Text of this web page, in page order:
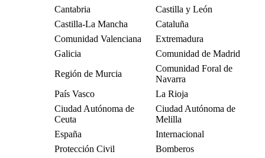
Cantabria
Castilla y León
Castilla-La Mancha
Cataluña
Comunidad Valenciana
Extremadura
Galicia
Comunidad de Madrid
Región de Murcia
Comunidad Foral de
Navarra
País Vasco
La Rioja
Ciudad Autónoma de
Ceuta
Ciudad Autónoma de
Melilla
España
Internacional
Protección Civil
Bomberos